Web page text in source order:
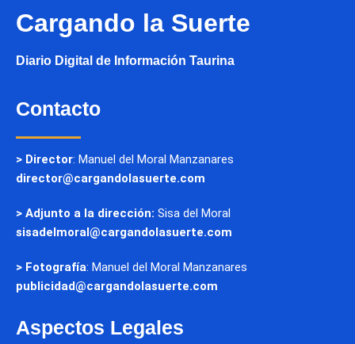
Cargando la Suerte
Diario Digital de Información Taurina
Contacto
> Director: Manuel del Moral Manzanares
director@cargandolasuerte.com
> Adjunto a la dirección: Sisa del Moral
sisadelmoral@cargandolasuerte.com
> Fotografía: Manuel del Moral Manzanares
publicidad@cargandolasuerte.com
Aspectos Legales